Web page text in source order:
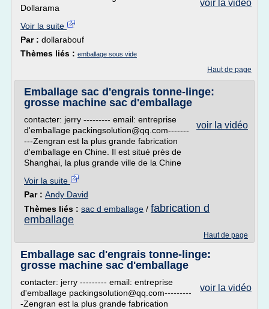
voir la vidéo
Dollarama
Voir la suite
Par : dollarabouf
Thèmes liés : emballage sous vide
Haut de page
Emballage sac d'engrais tonne-linge:
grosse machine sac d'emballage
voir la vidéo
contacter: jerry --------- email: entreprise
d'emballage packingsolution@qq.com-------
---Zengran est la plus grande fabrication
d'emballage en Chine. Il est situé près de
Shanghai, la plus grande ville de la Chine
Voir la suite
Par : Andy David
Thèmes liés : sac d emballage / fabrication d
emballage
Haut de page
Emballage sac d'engrais tonne-linge:
grosse machine sac d'emballage
voir la vidéo
contacter: jerry --------- email: entreprise
d'emballage packingsolution@qq.com---------
-Zengran est la plus grande fabrication